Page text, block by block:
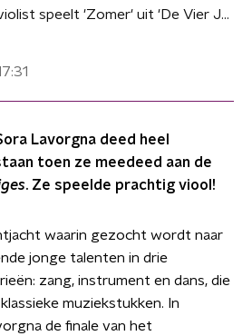
9-jarige violist speelt 'Zomer' uit 'De Vier Jaargetijden' van Max Richter
Lavorgna deed heel
toen ze meedeed aan de
. Ze speelde prachtig viool!
waarin gezocht wordt naar
jonge talenten in drie
zang, instrument en dans, die
muziekstukken. In
de finale van het